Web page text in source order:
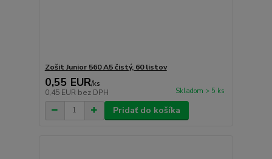
Zošit Junior 560 A5 čistý, 60 listov
0,55 EUR/ks
0,45 EUR bez DPH Skladom > 5 ks
Pridať do košíka